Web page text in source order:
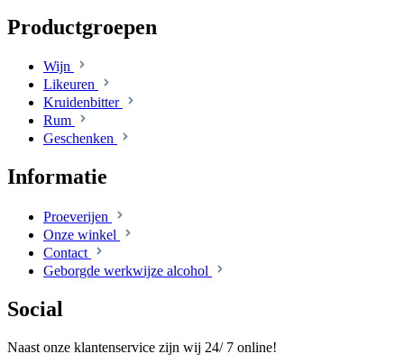
Productgroepen
Wijn
Likeuren
Kruidenbitter
Rum
Geschenken
Informatie
Proeverijen
Onze winkel
Contact
Geborgde werkwijze alcohol
Social
Naast onze klantenservice zijn wij 24/ 7 online!